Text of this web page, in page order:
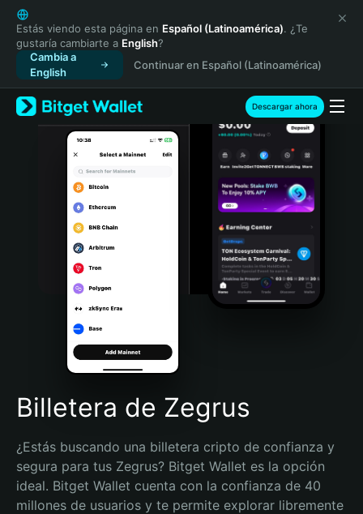
English
日本語
Tiếng Việt
Русский
Español (Latinoamérica)
Türkçe
Italiano
Português (Portugal)
Bahasa Indonesia
Português (Brasil)
Español (Argentina)
Estás viendo esta página en Español (Latinoamérica). ¿Te
gustaría cambiarte a English?
Cambia a
English
Continuar en Español (Latinoamérica)
Descargar ahora
Billetera de Zegrus
¿Estás buscando una billetera cripto de confianza y
segura para tus Zegrus? Bitget Wallet es la opción
ideal. Bitget Wallet cuenta con la confianza de 40
millones de usuarios y te permite explorar libremente